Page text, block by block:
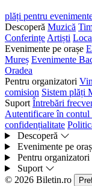
plăți pentru
Descoperă Muzică
Conferințe Artiști
Evenimente pe orașe
Mureș Evenimente
Oradea
Pentru organizatori
comision Sistem plăți
Suport Întrebări
Autentificare în contul
confidențialitate
Descoperă
Evenimente pe
Pentru organizatori
Suport
© 2026 Biletin.ro